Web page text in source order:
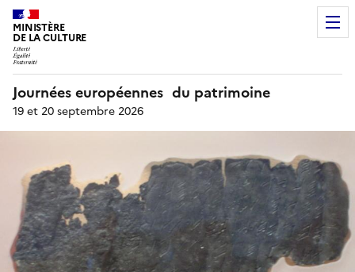
MINISTÈRE
DE LA CULTURE
Journées européennes du patrimoine
19 et 20 septembre 2026